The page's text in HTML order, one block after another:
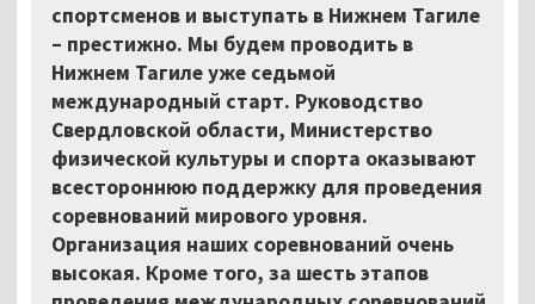
спортсменов и выступать в Нижнем Тагиле
– престижно. Мы будем проводить в
Нижнем Тагиле уже седьмой
международный старт. Руководство
Свердловской области, Министерство
физической культуры и спорта оказывают
всестороннюю поддержку для проведения
соревнований мирового уровня.
Организация наших соревнований очень
высокая. Кроме того, за шесть этапов